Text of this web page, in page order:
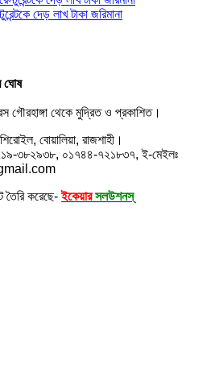
দেড় লাখ টাকা জরিমানা
ঘোষ
গৌরহাঙ্গা থেকে মুদ্রিত ও প্রকাশিত।
বোয়ালিয়া, রাজশাহী।
৩৮২৯৩৮, ০১৭৪৪-৭২১৮৩৭, ই-মেইলঃ
তৈরি করেছে-ইকেয়ার সলউশনস্